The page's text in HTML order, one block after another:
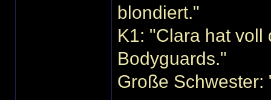
blondiert."
K1: "Clara hat voll
Bodyguards."
Große Schwester: